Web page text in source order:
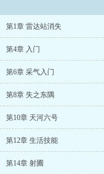
第1章 雷达站消失
第4章 入门
第6章 采气入门
第8章 失之东隅
第10章 天河六号
第12章 生活技能
第14章 射圃